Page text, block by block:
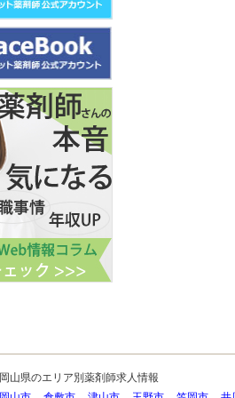
岡山県のエリア別薬剤師求人情報